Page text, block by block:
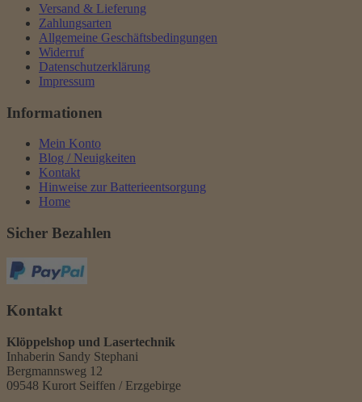
Versand & Lieferung
Zahlungsarten
Allgemeine Geschäftsbedingungen
Widerruf
Datenschutzerklärung
Impressum
Informationen
Mein Konto
Blog / Neuigkeiten
Kontakt
Hinweise zur Batterieentsorgung
Home
Sicher Bezahlen
Kontakt
Klöppelshop und Lasertechnik
Inhaberin Sandy Stephani
Bergmannsweg 12
09548 Kurort Seiffen / Erzgebirge